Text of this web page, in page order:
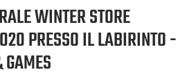
WINTER STORE
PRESSO IL LABIRINTO -